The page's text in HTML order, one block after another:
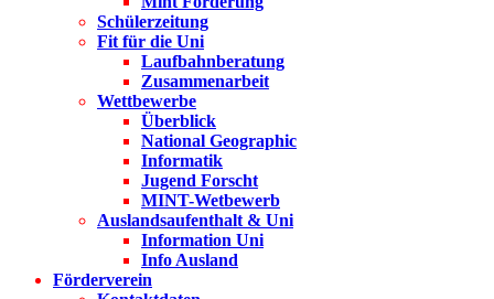
Schülerzeitung
Fit für die Uni
Laufbahnberatung
Zusammenarbeit
Wettbewerbe
Überblick
National Geographic
Informatik
Jugend Forscht
MINT-Wetbewerb
Auslandsaufenthalt & Uni
Information Uni
Info Ausland
Förderverein